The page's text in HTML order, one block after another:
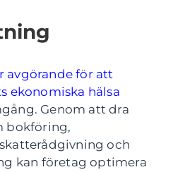
avgörande för att
ekonomiska hälsa
Genom att dra
bokföring,
och
kan företag optimera